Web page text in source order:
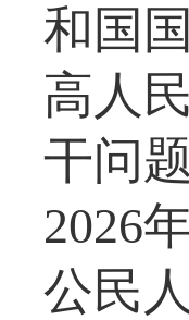
和国
高人
干问
2026
公民